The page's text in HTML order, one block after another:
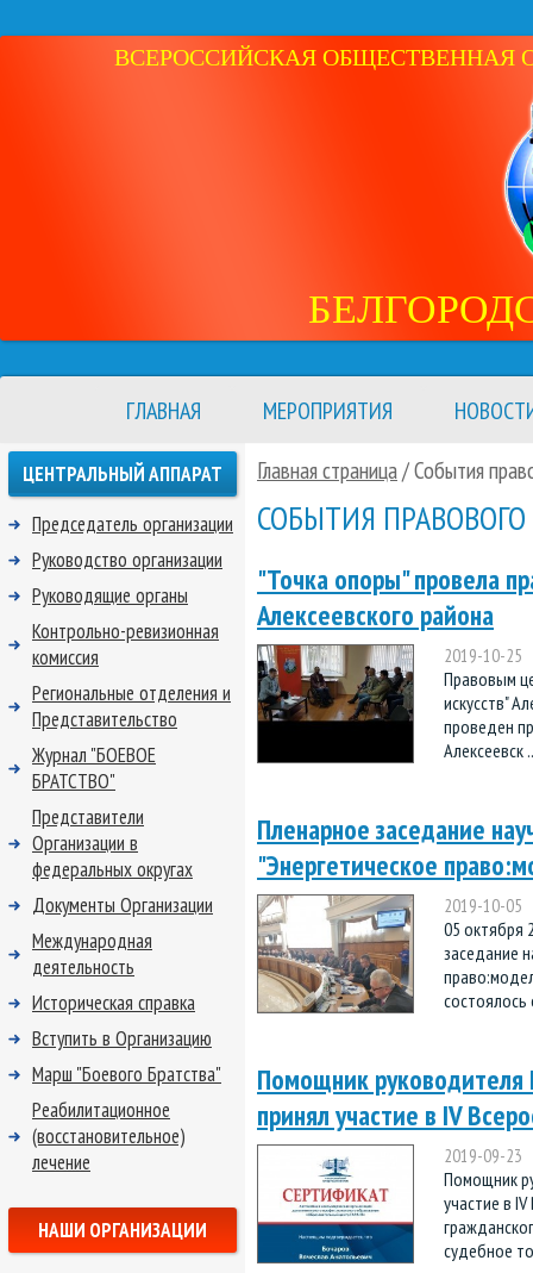
ВСЕРОССИЙСКАЯ ОБЩЕСТВЕННАЯ
ГЛАВНАЯ МЕРОПРИЯТИЯ
Главная страница/События
СОБЫТИЯ
"Точка опоры" провела
Алексеевского района
2019-10-25
Правовым
искусств"
проведен
Алексеевск
Пленарное заседание
"Энергетическое
2019-10-05
05 октября
заседание
Помощник руководителя
принял участие в IV
2019-09-23
Помощник
участие в
судебное
ЦЕНТРАЛЬНЫЙ АППАРАТ
Председатель организации
Руководство организации
Руководящие органы
Контрольно-ревизионная
комиссия
Региональные отделения и
Представительство
Журнал "БОЕВОЕ
БРАТСТВО"
Представители
Организации в
федеральных округах
Документы Организации
Международная
деятельность
Историческая справка
Вступить в Организацию
Марш "Боевого Братства"
Реабилитационное
(восстановительное)
лечение
НАШИ ОРГАНИЗАЦИИ